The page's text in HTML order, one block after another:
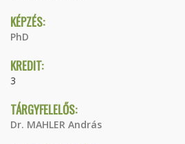
KÉPZÉS:
PhD
KREDIT:
3
TÁRGYFELELŐS:
Dr. MAHLER András